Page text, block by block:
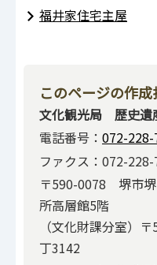
福井家住宅主屋
このページの作成
文化観光局 歴史
電話番号： 072-228-
ファクス：072-
〒590-0078 堺市
所高層館5階
（文化財課分室）
丁3142